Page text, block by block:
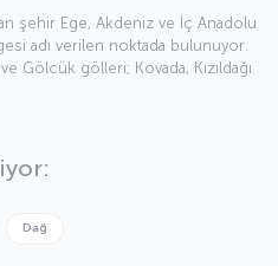
şehir Ege, Akdeniz ve İç Anadolu
adı verilen noktada bulunuyor.
Gölcük gölleri; Kovada, Kızıldağı
gül ve gülyağı üretim merkezi.
ilginç duraklarından biri
doğa, tarih, kültür dolu bir tatil
Dağ